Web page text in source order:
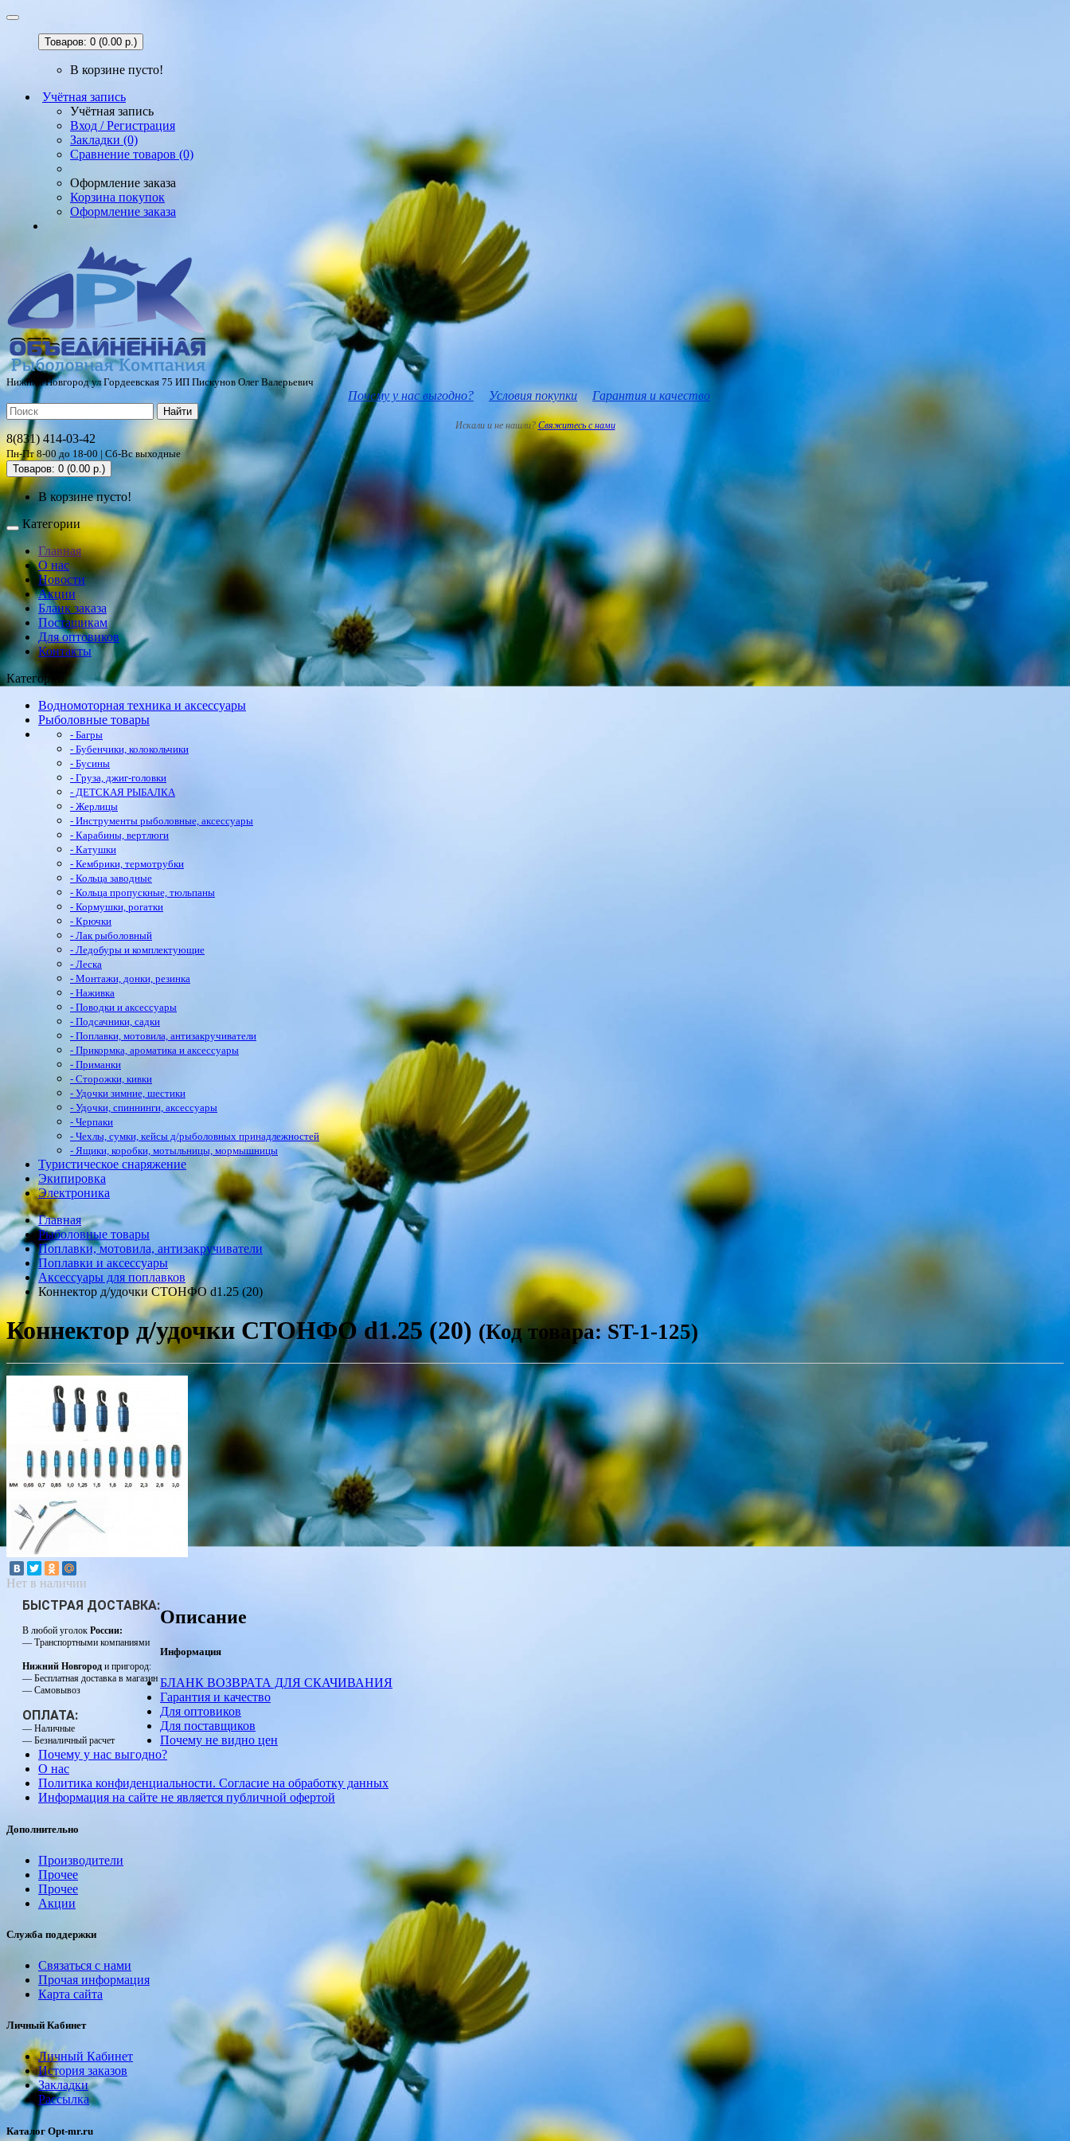
Товаров: 0 (0.00 р.)
В корзине пусто!
Учётная запись
Учётная запись
Вход / Регистрация
Закладки (0)
Сравнение товаров (0)
Оформление заказа
Корзина покупок
Оформление заказа
Нижний Новгород ул Гордеевская 75 ИП Пискунов Олег Валерьевич
Почему у нас выгодно? Условия покупки Гарантия и качество
Найти
Искали и не нашли? Свяжитесь с нами
8(831) 414-03-42
Пн-Пт 8-00 до 18-00 | Сб-Вс выходные
Товаров: 0 (0.00 р.)
В корзине пусто!
Категории
Главная
О нас
Новости
Акции
Бланк заказа
Постащикам
Для оптовиков
Контакты
Категории
Водномоторная техника и аксессуары
Рыболовные товары
- Багры
- Бубенчики, колокольчики
- Бусины
- Груза, джиг-головки
- ДЕТСКАЯ РЫБАЛКА
- Жерлицы
- Инструменты рыболовные, аксессуары
- Карабины, вертлюги
- Катушки
- Кембрики, термотрубки
- Кольца заводные
- Кольца пропускные, тюльпаны
- Кормушки, рогатки
- Крючки
- Лак рыболовный
- Ледобуры и комплектующие
- Леска
- Монтажи, донки, резинка
- Наживка
- Поводки и аксессуары
- Подсачники, садки
- Поплавки, мотовила, антизакручиватели
- Прикормка, ароматика и аксессуары
- Приманки
- Сторожки, кивки
- Удочки зимние, шестики
- Удочки, спиннинги, аксессуары
- Черпаки
- Чехлы, сумки, кейсы д/рыболовных принадлежностей
- Ящики, коробки, мотыльницы, мормышницы
Туристическое снаряжение
Экипировка
Электроника
Главная
Рыболовные товары
Поплавки, мотовила, антизакручиватели
Поплавки и аксессуары
Аксессуары для поплавков
Коннектор д/удочки СТОНФО d1.25 (20)
Коннектор д/удочки СТОНФО d1.25 (20) (Код товара: ST-1-125)
Нет в наличии
БЫСТРАЯ ДОСТАВКА:
В любой уголок России:
— Транспортными компаниями
Нижний Новгород и пригород:
— Бесплатная доставка в магазин
— Самовывоз
ОПЛАТА:
— Наличные
— Безналичный расчет
Описание
Информация
БЛАНК ВОЗВРАТА ДЛЯ СКАЧИВАНИЯ
Гарантия и качество
Для оптовиков
Для поставщиков
Почему не видно цен
Почему у нас выгодно?
О нас
Политика конфиденциальности. Согласие на обработку данных
Информация на сайте не является публичной офертой
Дополнительно
Производители
Прочее
Прочее
Акции
Служба поддержки
Связаться с нами
Прочая информация
Карта сайта
Личный Кабинет
Личный Кабинет
История заказов
Закладки
Рассылка
Каталог Opt-mr.ru